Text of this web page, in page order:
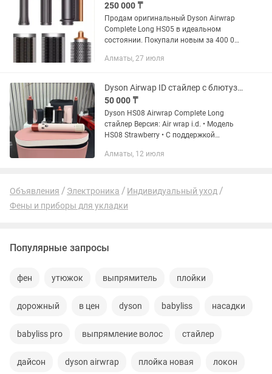
250 000 ₸
Продам оригинальный Dyson Airwrap
Complete Long HS05 в идеальном
состоянии. Покупали новым за 400 000
поэтому состояние можно смело
Алматы, 27 июля
Dyson Airwap ID стайлер с блютузом , расческа в подарок
50 000 ₸
Dyson HS08 Airwrap Complete Long
стайлер Версия: Air wrap i.d. • Модель
HS08 Strawberry • С поддержкой
волос • Конусная насадка • мягкая и
Алматы, 12 июля
Объявления Электроника
Индивидуальный уход
Фены и приборы для укладки
Популярные запросы
фен утюжок выпрямитель плойки
дорожный в цен dyson babyliss насадки
babyliss pro выпрямление волос стайлер
дайсон dyson airwrap плойка новая локон